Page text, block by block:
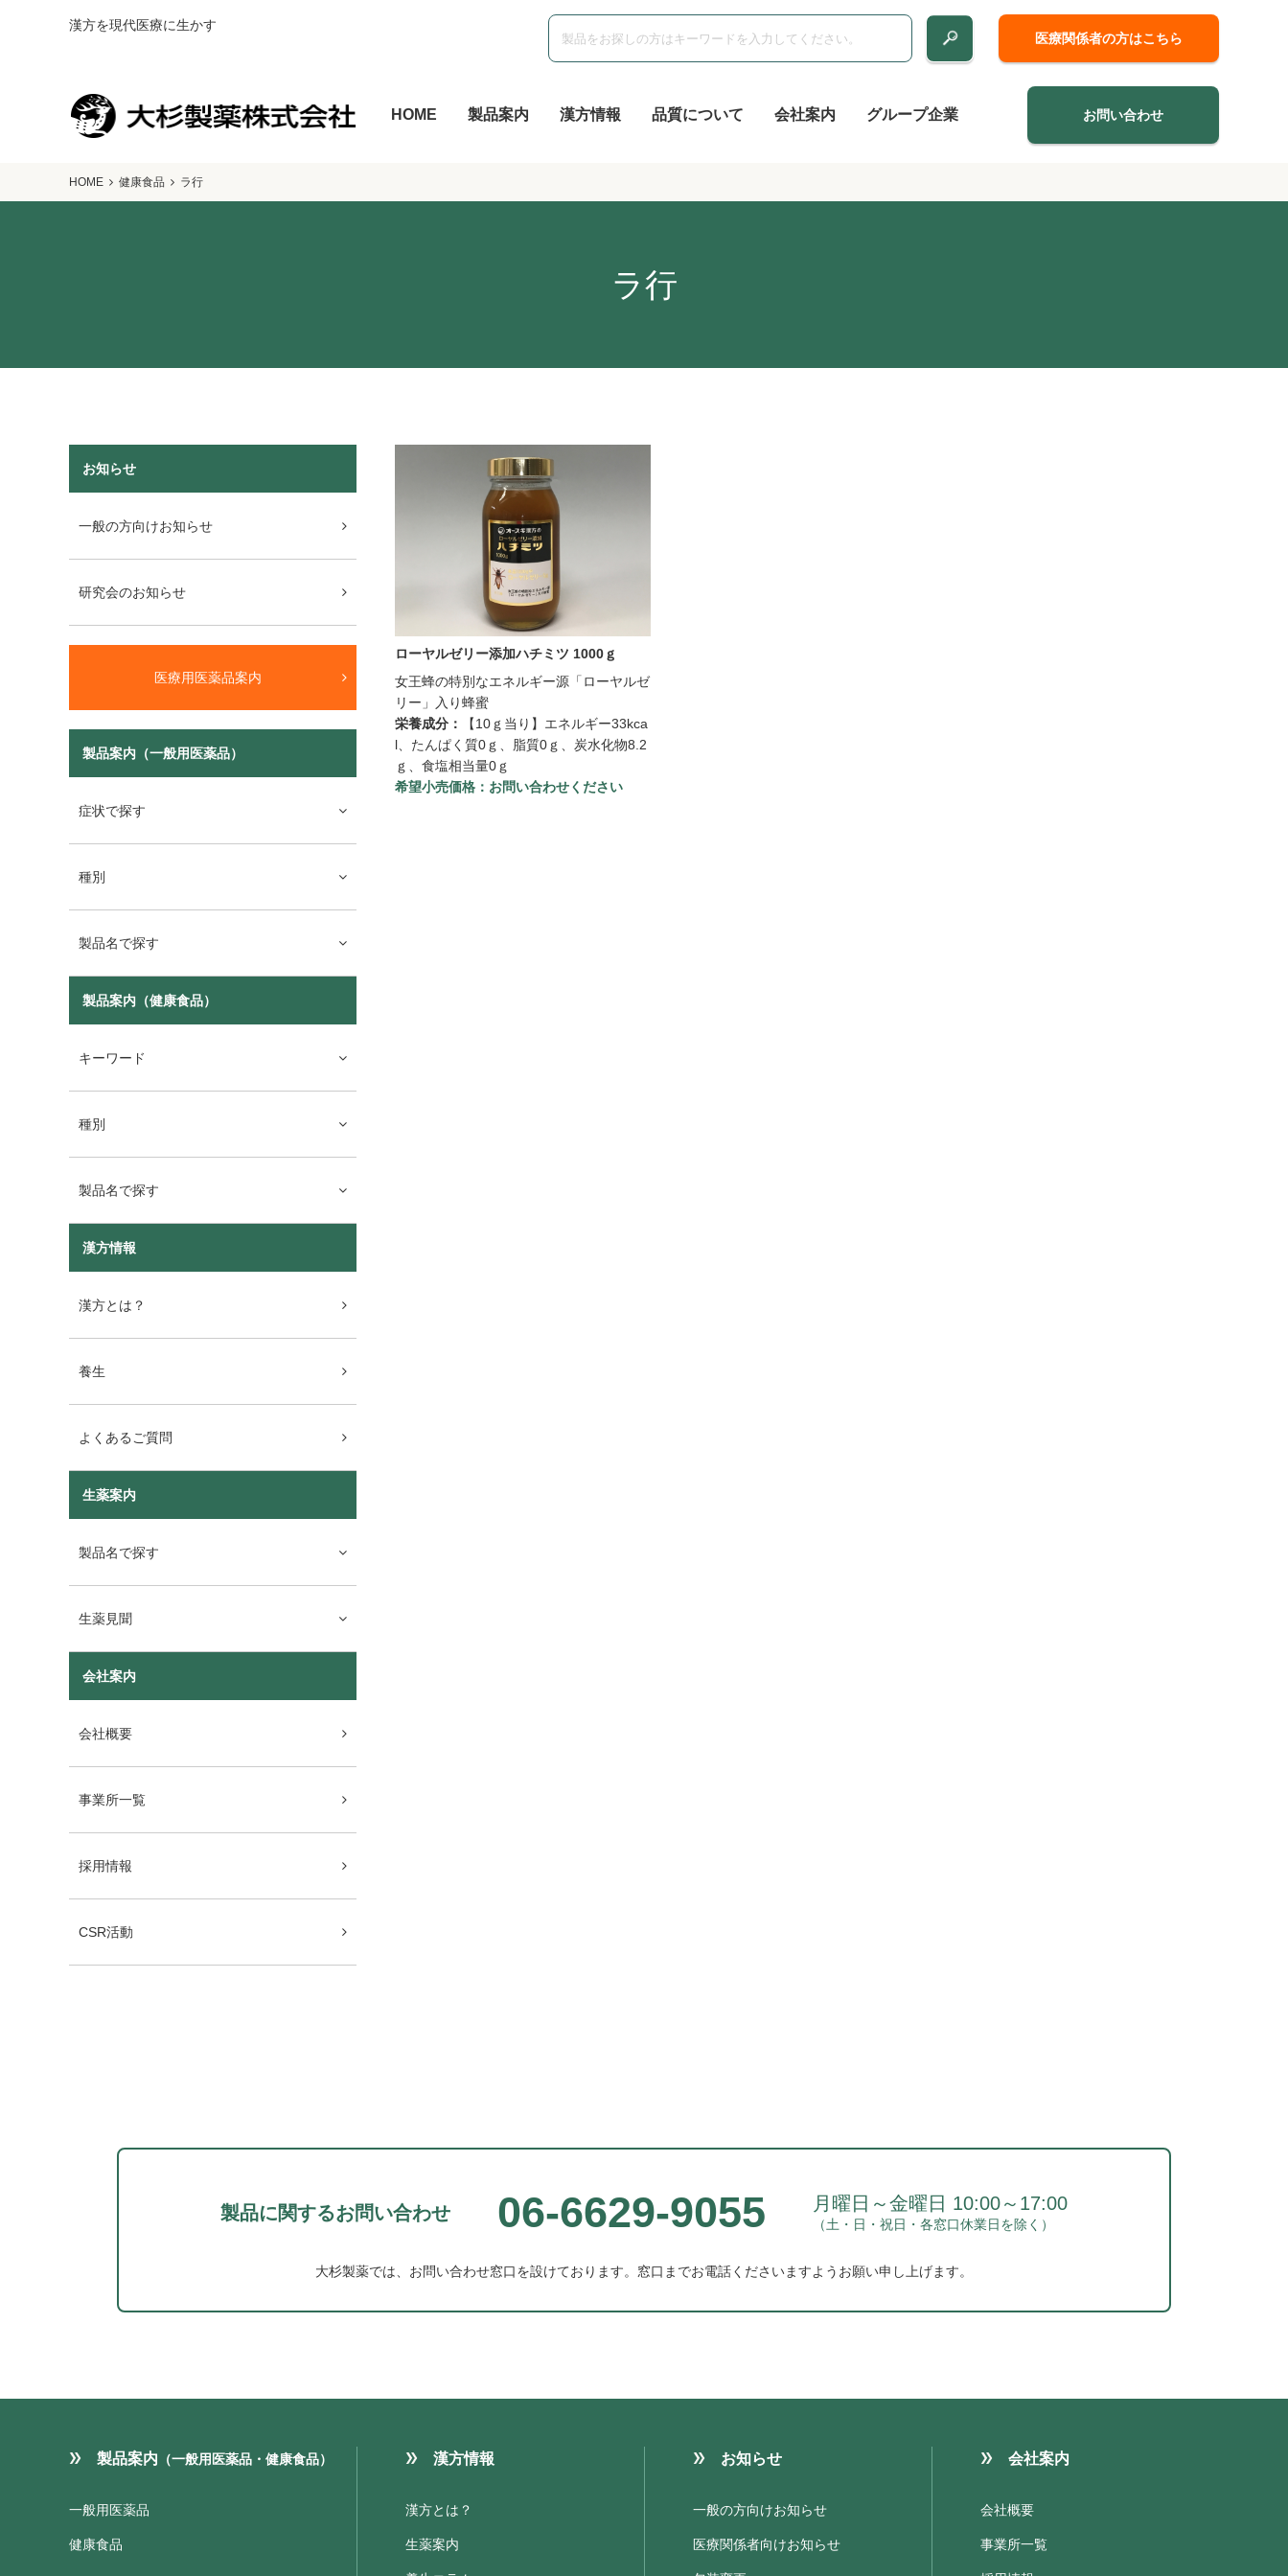
漢方を現代医療に生かす
医療関係者の方はこちら
HOME 製品案内 漢方情報 品質について 会社案内 グループ企業 お問い合わせ
HOME 健康食品 ラ行
ラ行
ローヤルゼリー添加ハチミツ 1000ｇ
女王蜂の特別なエネルギー源「ローヤルゼ
リー」入り蜂蜜
栄養成分：
【10ｇ当り】エネルギー33kca
l、たんぱく質0ｇ、脂質0ｇ、炭水化物8.2
ｇ、食塩相当量0ｇ
希望小売価格： お問い合わせください
お知らせ
一般の方向けお知らせ
研究会のお知らせ
医療用医薬品案内
製品案内（一般用医薬品）
症状で探す
種別
製品名で探す
製品案内（健康食品）
キーワード
種別
製品名で探す
漢方情報
漢方とは？
養生
よくあるご質問
生薬案内
製品名で探す
生薬見聞
会社案内
会社概要
事業所一覧
採用情報
CSR活動
製品に関するお問い合わせ 06-6629-9055 月曜日～金曜日 10:00～17:00
（土・日・祝日・各窓口休業日を除く）
大杉製薬では、お問い合わせ窓口を設けております。 窓口までお電話くださいますようお願い申し上げます。
製品案内 （一般用医薬品・健康食品）
一般用医薬品
健康食品
漢方情報
漢方とは？
生薬案内
お知らせ
一般の方向けお知らせ
医療関係者向けお知らせ
会社案内
会社概要
事業所一覧